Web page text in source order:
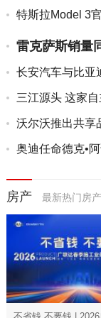
特斯拉Model 3
雷克萨斯销量
长安汽车与比亚
三江源头 这家自
沃尔沃推出共享
奥迪任命德克•
房产 最新热门房